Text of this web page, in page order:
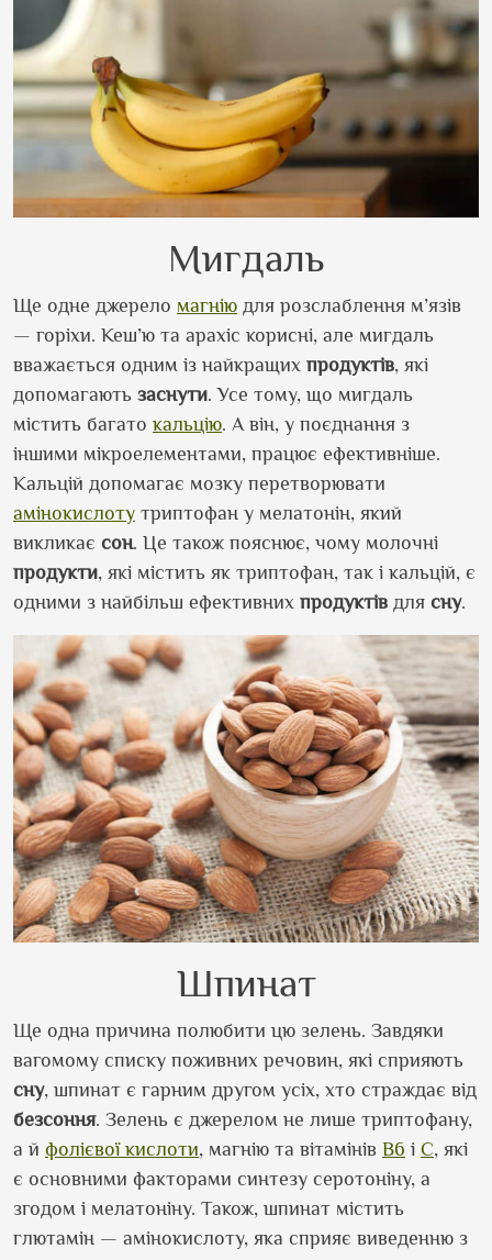
Мигдаль
Ще одне джерело магнію для розслаблення м’язів
— горіхи. Кеш’ю та арахіс корисні, але мигдаль
вважається одним із найкращих продуктів, які
допомагають заснути. Усе тому, що мигдаль
містить багато кальцію. А він, у поєднання з
іншими мікроелементами, працює ефективніше.
Кальцій допомагає мозку перетворювати
амінокислоту триптофан у мелатонін, який
викликає сон. Це також пояснює, чому молочні
продукти, які містить як триптофан, так і кальцій, є
одними з найбільш ефективних продуктів для сну.
Шпинат
Ще одна причина полюбити цю зелень. Завдяки
вагомому списку поживних речовин, які сприяють
сну, шпинат є гарним другом усіх, хто страждає від
безсоння. Зелень є джерелом не лише триптофану,
а й фолієвої кислоти, магнію та вітамінів B6 і С, які
є основними факторами синтезу серотоніну, а
згодом і мелатоніну. Також, шпинат містить
глютамін — амінокислоту, яка сприяє виведенню з